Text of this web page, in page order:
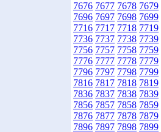
7676 7677 7678 7679
7696 7697 7698 7699
7716 7717 7718 7719
7736 7737 7738 7739
7756 7757 7758 7759
7776 7777 7778 7779
7796 7797 7798 7799
7816 7817 7818 7819
7836 7837 7838 7839
7856 7857 7858 7859
7876 7877 7878 7879
7896 7897 7898 7899